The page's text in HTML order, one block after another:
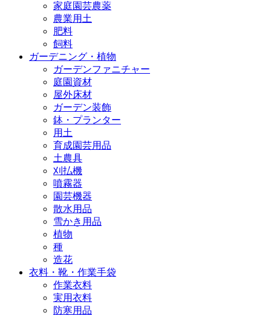
家庭園芸農薬
農業用土
肥料
飼料
ガーデニング・植物
ガーデンファニチャー
庭園資材
屋外床材
ガーデン装飾
鉢・プランター
用土
育成園芸用品
土農具
刈払機
噴霧器
園芸機器
散水用品
雪かき用品
植物
種
造花
衣料・靴・作業手袋
作業衣料
実用衣料
防寒用品